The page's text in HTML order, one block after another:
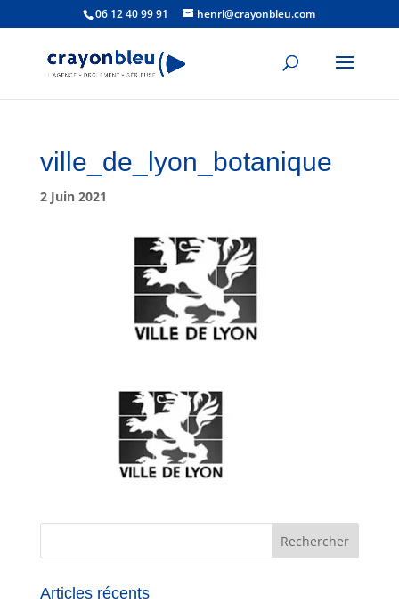
06 12 40 99 91 henri@crayonbleu.com
ville_de_lyon_botanique
2 Juin 2021
Articles récents